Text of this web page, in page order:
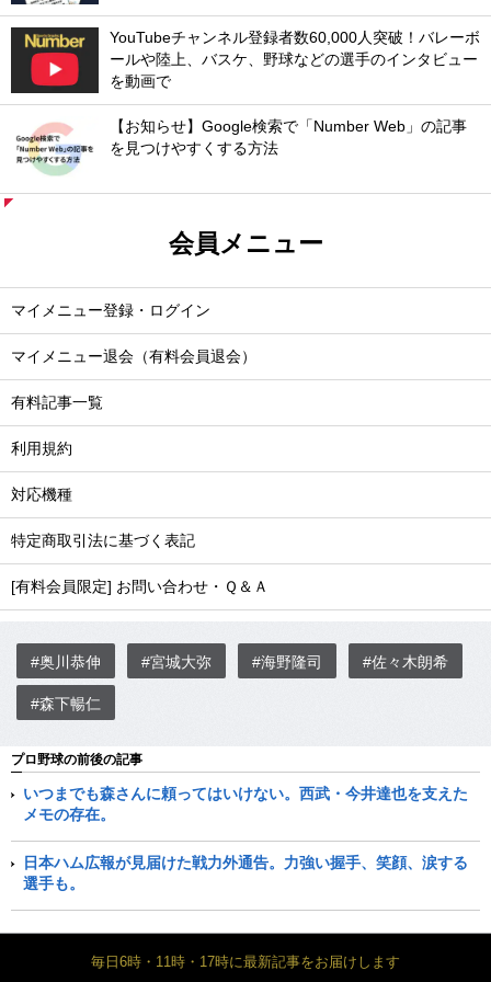
YouTubeチャンネル登録者数60,000人突破！バレーボ
ールや陸上、バスケ、野球などの選手のインタビュー
を動画で
【お知らせ】Google検索で「Number Web」の記事
を見つけやすくする方法
会員メニュー
マイメニュー登録・ログイン
マイメニュー退会（有料会員退会）
有料記事一覧
利用規約
対応機種
特定商取引法に基づく表記
[有料会員限定] お問い合わせ・Ｑ＆Ａ
#奥川恭伸 #宮城大弥 #海野隆司 #佐々木朗希
#森下暢仁
プロ野球の前後の記事
いつまでも森さんに頼ってはいけない。西武・今井達也を支えた
メモの存在。
日本ハム広報が見届けた戦力外通告。力強い握手、笑顔、涙する
選手も。
毎日6時・11時・17時に最新記事をお届けします